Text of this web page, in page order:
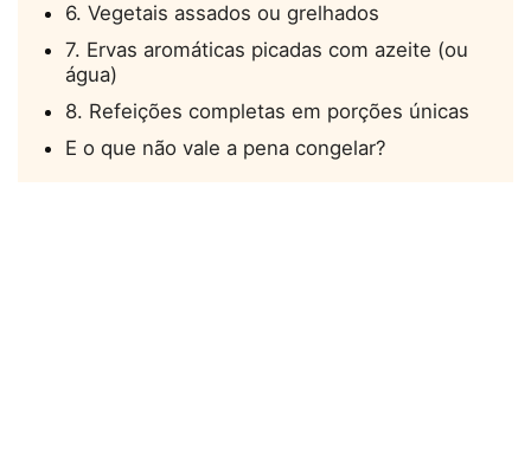
6. Vegetais assados ou grelhados
7. Ervas aromáticas picadas com azeite (ou
água)
8. Refeições completas em porções únicas
E o que não vale a pena congelar?